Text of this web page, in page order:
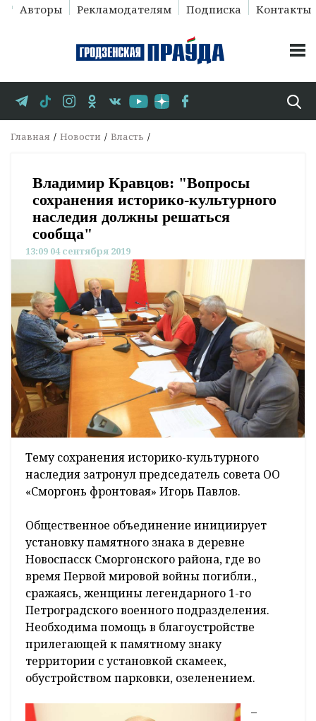
Авторы Рекламодателям Подписка Контакты
Главная Новости Власть
Владимир Кравцов: "Вопросы
сохранения историко-культурного
наследия должны решаться
сообща"
13:09 04 сентября 2019
Тему сохранения историко-культурного
наследия затронул председатель совета ОО
«Сморгонь фронтовая» Игорь Павлов.
Общественное объединение инициирует
установку памятного знака в деревне
Новоспасск Сморгонского района, где во
время Первой мировой войны погибли.,
сражаясь, женщины легендарного 1-го
Петроградского военного подразделения.
Необходима помощь в благоустройстве
прилегающей к памятному знаку
территории с установкой скамеек,
обустройством парковки, озеленением.
–